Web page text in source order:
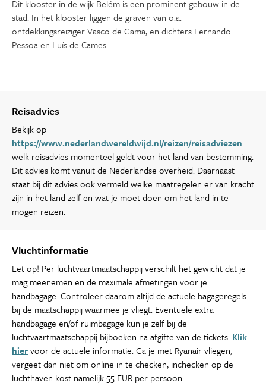
Dit klooster in de wijk Belém is een prominent gebouw in de
stad. In het klooster liggen de graven van o.a.
ontdekkingsreiziger Vasco de Gama, en dichters Fernando
Pessoa en Luís de Cames.
Reisadvies
Bekijk op
https://www.nederlandwereldwijd.nl/reizen/reisadviezen
welk reisadvies momenteel geldt voor het land van bestemming.
Dit advies komt vanuit de Nederlandse overheid. Daarnaast
staat bij dit advies ook vermeld welke maatregelen er van kracht
zijn in het land zelf en wat je moet doen om het land in te
mogen reizen.
Vluchtinformatie
Let op! Per luchtvaartmaatschappij verschilt het gewicht dat je
mag meenemen en de maximale afmetingen voor je
handbagage. Controleer daarom altijd de actuele bagageregels
bij de maatschappij waarmee je vliegt. Eventuele extra
handbagage en/of ruimbagage kun je zelf bij de
luchtvaartmaatschappij bijboeken na afgifte van de tickets. Klik
hiervoor de actuele informatie. Ga je met Ryanair vliegen,
vergeet dan niet om online in te checken, inchecken op de
luchthaven kost namelijk 55 EUR per persoon.